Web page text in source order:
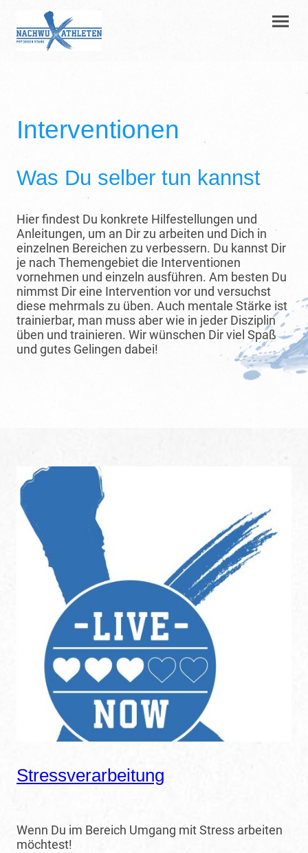
Interventionen
Was Du selber tun kannst
Hier findest Du konkrete Hilfestellungen und
Anleitungen, um an Dir zu arbeiten und Dich in
einzelnen Bereichen zu verbessern. Du kannst Dir
je nach Themengebiet die Interventionen
vornehmen und einzeln ausführen. Am besten Du
nimmst Dir eine Intervention vor und versuchst
diese mehrmals zu üben. Auch mentale Stärke ist
trainierbar, man muss aber wie in jeder Disziplin
üben und trainieren. Wir wünschen Dir viel Spaß
und gutes Gelingen dabei!
Stressverarbeitung
Wenn Du im Bereich Umgang mit Stress arbeiten
möchtest!